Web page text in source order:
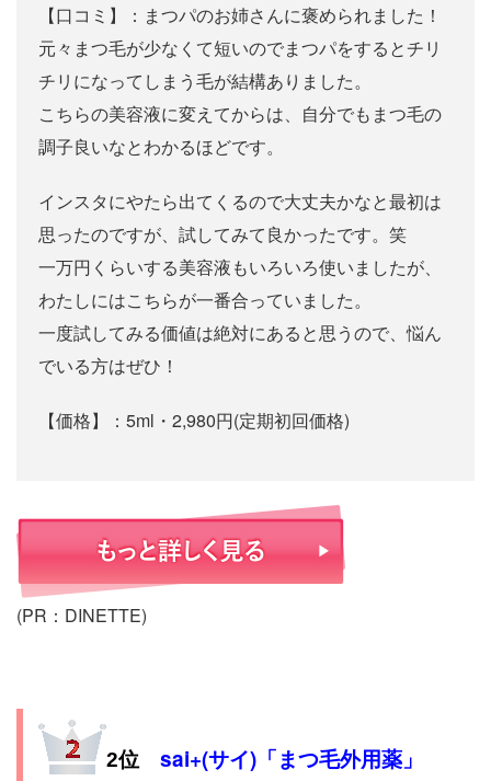
【口コミ】：まつパのお姉さんに褒められました！
元々まつ毛が少なくて短いのでまつパをするとチリ
チリになってしまう毛が結構ありました。
こちらの美容液に変えてからは、自分でもまつ毛の
調子良いなとわかるほどです。
インスタにやたら出てくるので大丈夫かなと最初は
思ったのですが、試してみて良かったです。笑
一万円くらいする美容液もいろいろ使いましたが、
わたしにはこちらが一番合っていました。
一度試してみる価値は絶対にあると思うので、悩ん
でいる方はぜひ！
【価格】：5ml・2,980円(定期初回価格)
(PR：DINETTE)
2位 sai+(サイ)「まつ毛外用薬」